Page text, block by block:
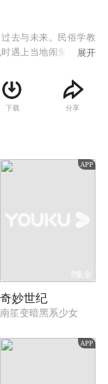
去与未来。民俗学教
遇上当地闹鬼，她发
知的身世。潘朵拉恩
博，二人决定完成其
说》，考察期间竟遇
营的当铺，此时傅子
展开
下载 分享
APP
8集全
奇妙世纪
南笙变暗黑系少女
APP